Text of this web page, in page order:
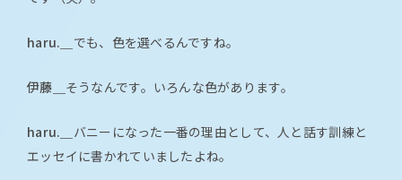
haru.＿ でも、色を選べるんですね。
伊藤＿ そうなんです。いろんな色があります。
haru.＿ バニーになった一番の理由として、人と話す訓練と
エッセイに書かれていましたよね。